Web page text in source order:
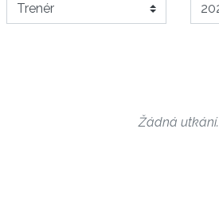
Žádná utkání.